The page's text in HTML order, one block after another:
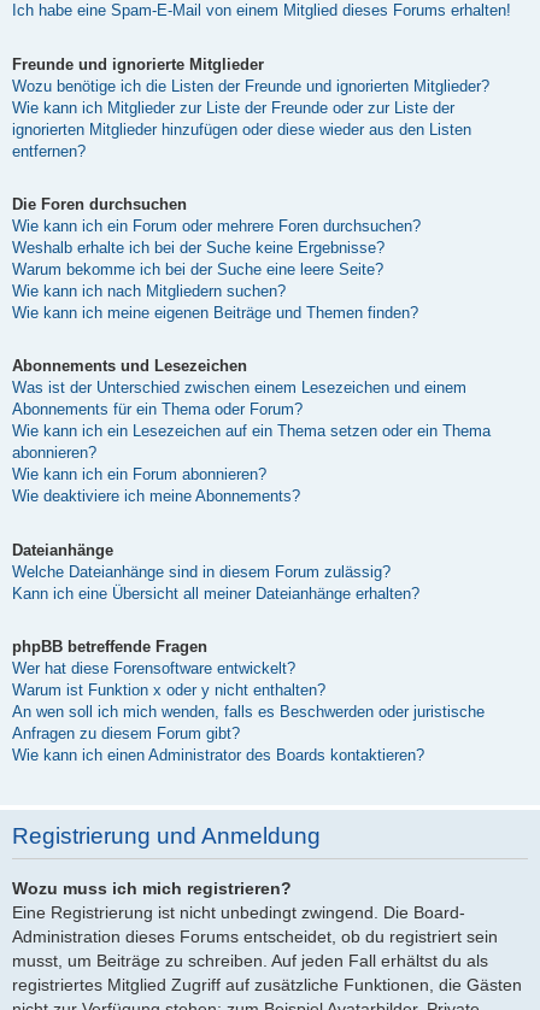
Ich habe eine Spam-E-Mail von einem Mitglied dieses Forums erhalten!
Freunde und ignorierte Mitglieder
Wozu benötige ich die Listen der Freunde und ignorierten Mitglieder?
Wie kann ich Mitglieder zur Liste der Freunde oder zur Liste der
ignorierten Mitglieder hinzufügen oder diese wieder aus den Listen
entfernen?
Die Foren durchsuchen
Wie kann ich ein Forum oder mehrere Foren durchsuchen?
Weshalb erhalte ich bei der Suche keine Ergebnisse?
Warum bekomme ich bei der Suche eine leere Seite?
Wie kann ich nach Mitgliedern suchen?
Wie kann ich meine eigenen Beiträge und Themen finden?
Abonnements und Lesezeichen
Was ist der Unterschied zwischen einem Lesezeichen und einem
Abonnements für ein Thema oder Forum?
Wie kann ich ein Lesezeichen auf ein Thema setzen oder ein Thema
abonnieren?
Wie kann ich ein Forum abonnieren?
Wie deaktiviere ich meine Abonnements?
Dateianhänge
Welche Dateianhänge sind in diesem Forum zulässig?
Kann ich eine Übersicht all meiner Dateianhänge erhalten?
phpBB betreffende Fragen
Wer hat diese Forensoftware entwickelt?
Warum ist Funktion x oder y nicht enthalten?
An wen soll ich mich wenden, falls es Beschwerden oder juristische
Anfragen zu diesem Forum gibt?
Wie kann ich einen Administrator des Boards kontaktieren?
Registrierung und Anmeldung
Wozu muss ich mich registrieren?
Eine Registrierung ist nicht unbedingt zwingend. Die Board-
Administration dieses Forums entscheidet, ob du registriert sein
musst, um Beiträge zu schreiben. Auf jeden Fall erhältst du als
registriertes Mitglied Zugriff auf zusätzliche Funktionen, die Gästen